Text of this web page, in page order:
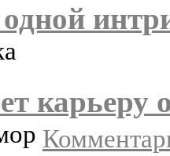
карьеру